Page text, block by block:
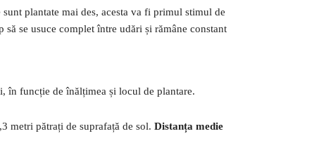
plantate mai des, acesta va fi primul stimul de
se usuce complet între udări și rămâne constant
în funcție de înălțimea și locul de plantare.
metri pătrați de suprafață de sol. Distanța medie